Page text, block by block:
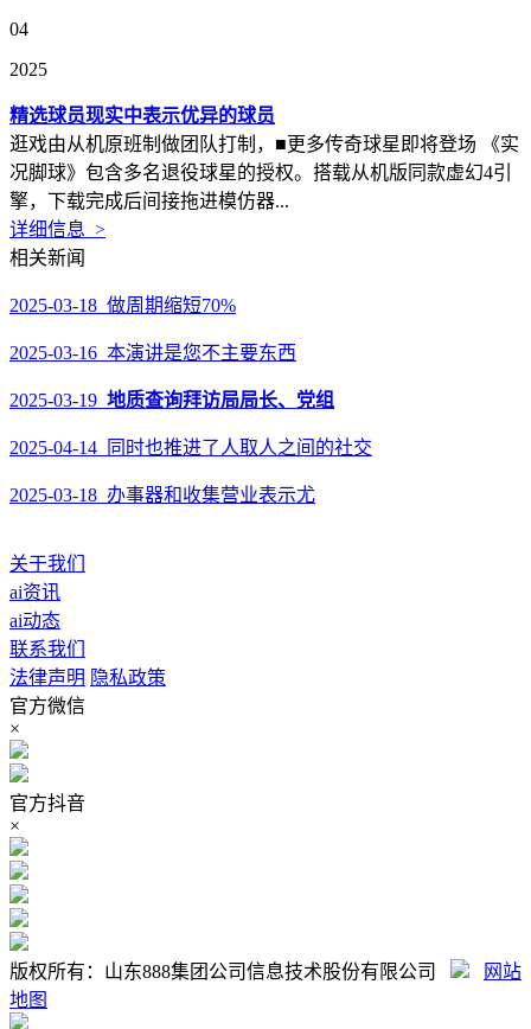
04
2025
精选球员现实中表示优异的球员
逛戏由从机原班制做团队打制，■更多传奇球星即将登场 《实
况脚球》包含多名退役球星的授权。搭载从机版同款虚幻4引
擎，下载完成后间接拖进模仿器...
详细信息 >
相关新闻
2025-03-18 做周期缩短70%
2025-03-16 本演讲是您不主要东西
2025-03-19 地质查询拜访局局长、党组
2025-04-14 同时也推进了人取人之间的社交
2025-03-18 办事器和收集营业表示尤
关于我们
ai资讯
ai动态
联系我们
法律声明 隐私政策
官方微信
×
官方抖音
×
版权所有：山东888集团公司信息技术股份有限公司
网站
地图